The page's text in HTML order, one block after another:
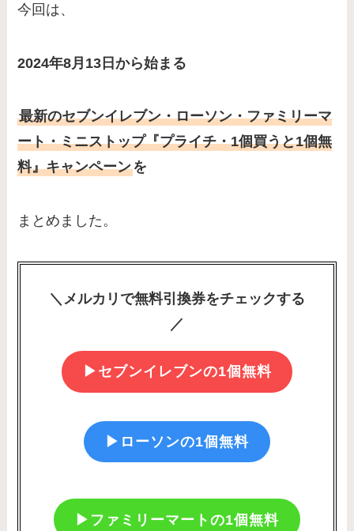
今回は、
2024年8月13日から始まる
最新のセブンイレブン・ローソン・ファミリーマ
ート・ミニストップ『プライチ・1個買うと1個無
料』キャンペーンを
まとめました。
＼メルカリで無料引換券をチェックする
／
▶︎セブンイレブンの1個無料
▶︎ローソンの1個無料
▶︎ファミリーマートの1個無料